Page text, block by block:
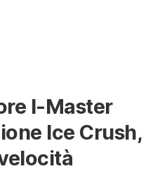
I-Master
Ice Crush,